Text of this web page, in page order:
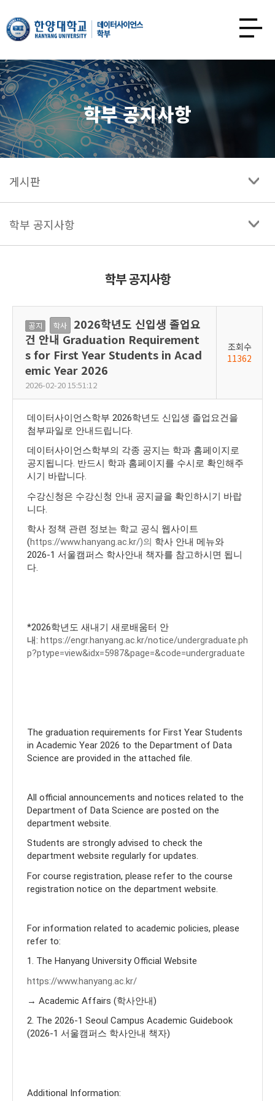
한양대학교
데이터사이언스학과
열기
학부 공지사항
게시판
학부 공지사항
학부 공지사항
공
지
학사
2026학년도 신입생 졸업요
건 안내 Graduation Requirement
s for First Year Students in Acad
emic Year 2026
2026-02-20 15:51:12
조회수
11362
데이터사이언스학부 2026학년도 신입생 졸업요건을
첨부파일로 안내드립니다.
데이터사이언스학부의 각종 공지는 학과 홈페이지로
공지됩니다. 반드시 학과 홈페이지를 수시로 확인해주
시기 바랍니다.
수강신청은 수강신청 안내 공지글을 확인하시기 바랍
니다.
학사 정책 관련 정보는 학교 공식 웹사이트
(https://www.hanyang.ac.kr/)의 학사 안내 메뉴와
2026-1 서울캠퍼스 학사안내 책자를 참고하시면 됩니
다.
*2026학년도 새내기 새로배움터 안
내: https://engr.hanyang.ac.kr/notice/undergraduate.ph
p?ptype=view&idx=5987&page=&code=undergraduate
The graduation requirements for First Year Students
in Academic Year 2026 to the Department of Data
Science are provided in the attached file.
All official announcements and notices related to the
Department of Data Science are posted on the
department website.
Students are strongly advised to check the
department website regularly for updates.
For course registration, please refer to the course
registration notice on the department website.
For information related to academic policies, please
refer to:
1. The Hanyang University Official Website
https://www.hanyang.ac.kr/
→ Academic Affairs (학사안내)
2. The 2026-1 Seoul Campus Academic Guidebook
(2026-1 서울캠퍼스 학사안내 책자)
Additional Information: